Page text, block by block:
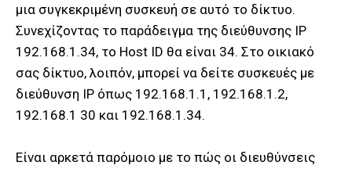
μια συγκεκριμένη συσκευή σε αυτό το δίκτυο.
Συνεχίζοντας το παράδειγμα της διεύθυνσης IP
192.168.1.34, το Host ID θα είναι 34. Στο οικιακό
σας δίκτυο, λοιπόν, μπορεί να δείτε συσκευές με
διεύθυνση IP όπως 192.168.1.1, 192.168.1.2,
192.168.1 30 και 192.168.1.34.
Είναι αρκετά παρόμοιο με το πώς οι διευθύνσεις